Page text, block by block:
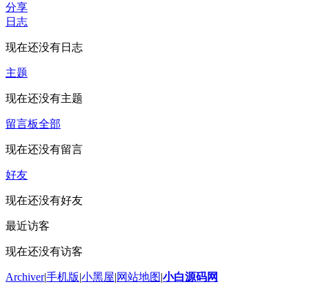
分享
日志
现在还没有日志
主题
现在还没有主题
留言板全部
现在还没有留言
好友
现在还没有好友
最近访客
现在还没有访客
Archiver|手机版|小黑屋|网站地图|小白源码网